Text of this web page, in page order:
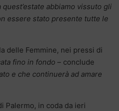
abbiamo vissuto gli
essere stato presente tutte le
delle Femmine, nei pressi di
fino in fondo – conclude
e che continuerà ad amare
Palermo, in coda da ieri